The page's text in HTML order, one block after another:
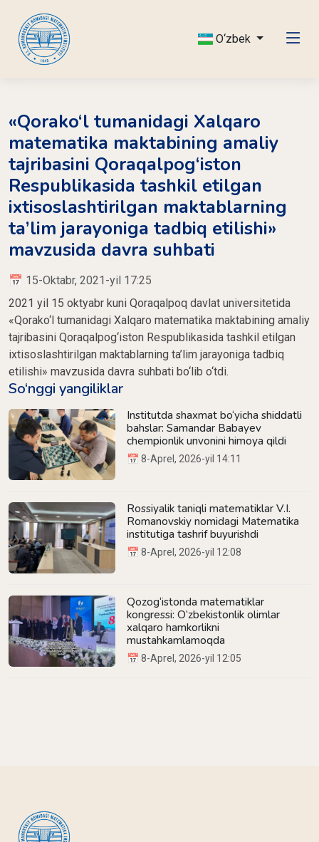
O‘zbek
«Qorako‘l tumanidagi Xalqaro
matematika maktabining amaliy
tajribasini Qoraqalpog‘iston
Respublikasida tashkil etilgan
ixtisoslashtirilgan maktablarning
ta’lim jarayoniga tadbiq etilishi»
mavzusida davra suhbati
📅 15-Oktabr, 2021-yil 17:25
2021 yil 15 oktyabr kuni Qoraqalpoq davlat universitetida
«Qorako‘l tumanidagi Xalqaro matematika maktabining amaliy
tajribasini Qoraqalpog‘iston Respublikasida tashkil etilgan
ixtisoslashtirilgan maktablarning ta’lim jarayoniga tadbiq
etilishi» mavzusida davra suhbati bo‘lib o‘tdi.
So‘nggi yangiliklar
Institutda shaxmat bo‘yicha shiddatli
bahslar: Samandar Babayev
chempionlik unvonini himoya qildi
📅 8-Aprel, 2026-yil 14:11
Rossiyalik taniqli matematiklar V.I.
Romanovskiy nomidagi Matematika
institutiga tashrif buyurishdi
📅 8-Aprel, 2026-yil 12:08
Qozog‘istonda matematiklar
kongressi: O‘zbekistonlik olimlar
xalqaro hamkorlikni
mustahkamlamoqda
📅 8-Aprel, 2026-yil 12:05